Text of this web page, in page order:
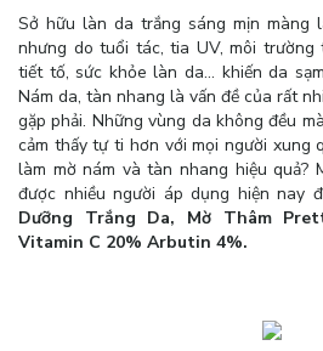
Sở hữu làn da trắng sáng mịn màng
nhưng do tuổi tác, tia UV, môi
tiết tố, sức khỏe làn da… khiến da
Nám da, tàn nhang là vấn đề của rất
gặp phải. Những vùng da không đều
cảm thấy tự ti hơn với mọi người xung
làm mờ nám và tàn nhang hiệu quả?
được nhiều người áp dụng hiện nay
Dưỡng Trắng Da, Mờ Thâm
Vitamin C 20% Arbutin 4%.